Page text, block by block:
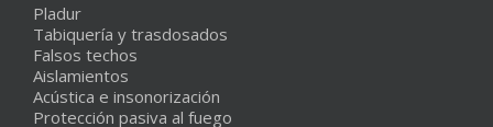
Pladur
Tabiquería y trasdosados
Falsos techos
Aislamientos
Acústica e insonorización
Protección pasiva al fuego